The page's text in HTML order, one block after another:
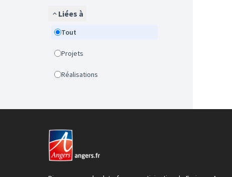
Liées à
Tout
Projets
Réalisations